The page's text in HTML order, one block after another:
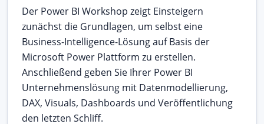
Der Power BI Workshop zeigt Einsteigern
zunächst die Grundlagen, um selbst eine
Business-Intelligence-Lösung auf Basis der
Microsoft Power Plattform zu erstellen.
Anschließend geben Sie Ihrer Power BI
Unternehmenslösung mit Datenmodellierung,
DAX, Visuals, Dashboards und Veröffentlichung
den letzten Schliff.